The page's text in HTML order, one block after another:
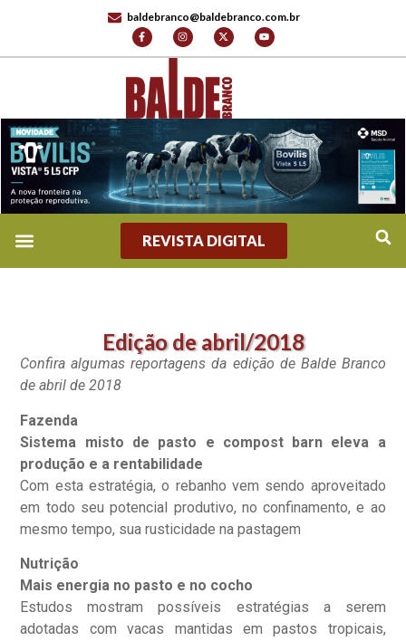
baldebranco@baldebranco.com.br
REVISTA DIGITAL
Edição de abril/2018
Confira algumas reportagens da edição de Balde Branco
de abril de 2018
Fazenda
Sistema misto de pasto e compost barn eleva a
produção e a rentabilidade
Com esta estratégia, o rebanho vem sendo aproveitado
em todo seu potencial produtivo, no confinamento, e ao
mesmo tempo, sua rusticidade na pastagem
Nutrição
Mais energia no pasto e no cocho
Estudos mostram possíveis estratégias a serem
adotadas com vacas mantidas em pastos tropicais,